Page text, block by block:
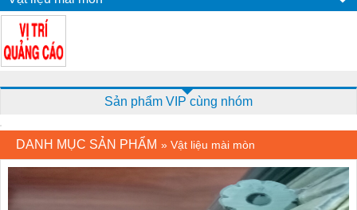
Sản phẩm VIP cùng nhóm
DANH MỤC SẢN PHẨM » Vật liệu mài mòn